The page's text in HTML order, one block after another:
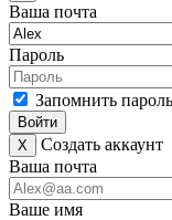
Ваша почта
Пароль
Запомнить пароль
Войти
X
Создать аккаунт
Ваша почта
Ваше имя